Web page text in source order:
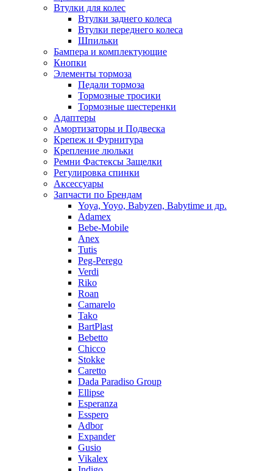
Втулки для колес
Втулки заднего колеса
Втулки переднего колеса
Шпильки
Бампера и комплектующие
Кнопки
Элементы тормоза
Педали тормоза
Тормозные тросики
Тормозные шестеренки
Адаптеры
Амортизаторы и Подвеска
Крепеж и Фурнитура
Крепление люльки
Ремни Фастексы Защелки
Регулировка спинки
Аксессуары
Запчасти по Брендам
Yoya, Yoyo, Babyzen, Babytime и др.
Adamex
Bebe-Mobile
Anex
Tutis
Peg-Perego
Verdi
Riko
Roan
Camarelo
Tako
BartPlast
Bebetto
Chicco
Stokke
Caretto
Dada Paradiso Group
Ellipse
Esperanza
Esspero
Adbor
Expander
Gusio
Vikalex